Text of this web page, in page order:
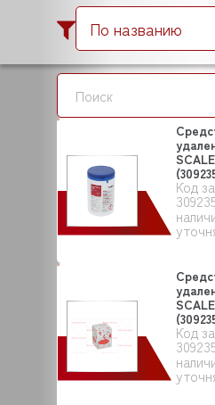
По названию
Код
Код